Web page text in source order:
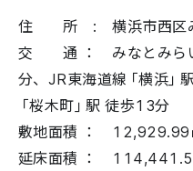
住 所 : 横浜市西区み
交 通 ： みなとみらい
分、JR東海道線「横浜」
「桜木町」駅 徒歩13分
敷地面積 ： 12,929.99
延床面積 ：